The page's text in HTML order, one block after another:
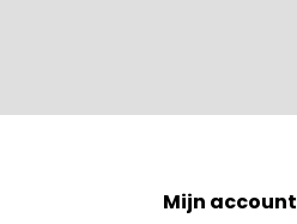
Mijn account